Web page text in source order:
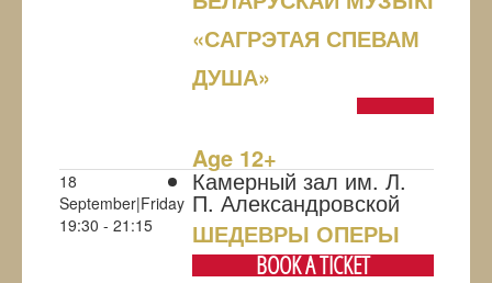
«САГРЭТАЯ СПЕВАМ
ДУША»
Age 12+
18
September|Friday
19:30 - 21:15
Камерный зал им. Л.
П. Александровской
ШЕДЕВРЫ ОПЕРЫ
BOOK A TICKET